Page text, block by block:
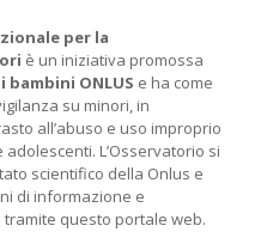
per la
è un iniziativa promossa
bambini ONLUS e ha come
su minori, in
all’abuso e uso improprio
L’Osservatorio si
scientifico della Onlus e
di informazione e
questo portale web.